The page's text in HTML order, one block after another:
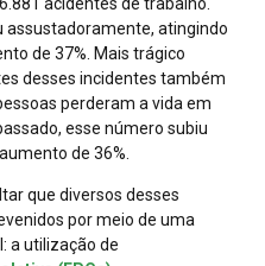
assustadoramente, atingindo
de 37%. Mais trágico
desses incidentes também
perderam a vida em
esse número subiu
de 36%.
que diversos desses
por meio de uma
a utilização de